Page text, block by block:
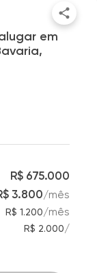
em
R$ 675.000
3.800/mês
R$ 1.200/mês
R$ 2.000/